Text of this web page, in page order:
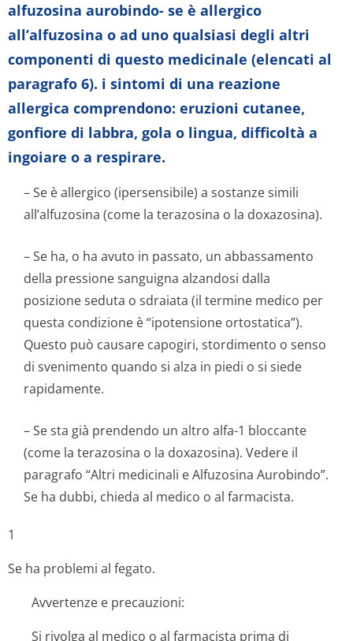
alfuzosina aurobindo- se è allergico
all’alfuzosina o ad uno qualsiasi degli altri
componenti di questo medicinale (elencati al
paragrafo 6). i sintomi di una reazione
allergica comprendono: eruzioni cutanee,
gonfiore di labbra, gola o lingua, difficoltà a
ingoiare o a respirare.
– Se è allergico (ipersensibile) a sostanze simili
all’alfuzosina (come la terazosina o la doxazosina).
– Se ha, o ha avuto in passato, un abbassamento
della pressione sanguigna alzandosi dalla
posizione seduta o sdraiata (il termine medico per
questa condizione è “ipotensione ortostatica”).
Questo può causare capogiri, stordimento o senso
di svenimento quando si alza in piedi o si siede
rapidamente.
– Se sta già prendendo un altro alfa-1 bloccante
(come la terazosina o la doxazosina). Vedere il
paragrafo “Altri medicinali e Alfuzosina Aurobindo”.
Se ha dubbi, chieda al medico o al farmacista.
1
Se ha problemi al fegato.
Avvertenze e precauzioni:
Si rivolga al medico o al farmacista prima di